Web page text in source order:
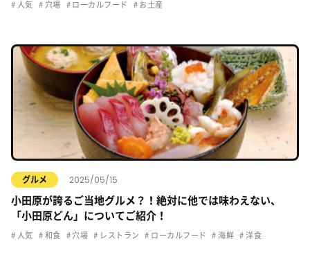
人気 穴場 ローカルフード お土産
グルメ 2025/05/15
小田原が誇るご当地グルメ？！絶対に他では味わえない、
「小田原どん」についてご紹介！
人気 和食 穴場 レストラン ローカルフード 海鮮 洋食